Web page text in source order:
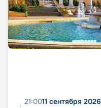
21:0011 сентября 2026